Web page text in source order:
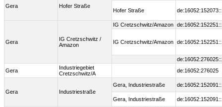
Gera Hofer Straße
Hofer Straße
Gera
IG Cretzschwitz /
Amazon
IG Cretzschwitz/Amazon
IG Cretzschwitz/Amazon
Gera
Industriegebiet
Cretzschwitz/A
de:16052:276025
Gera Industriestraße
Gera, Industriestraße
Gera, Industriestraße